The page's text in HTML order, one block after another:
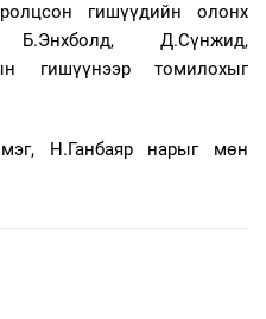
гишүүдийн олонх
Б.Энхболд, Д.Сүнжид,
гишүүнээр томилохыг
Н.Ганбаяр нарыг мөн